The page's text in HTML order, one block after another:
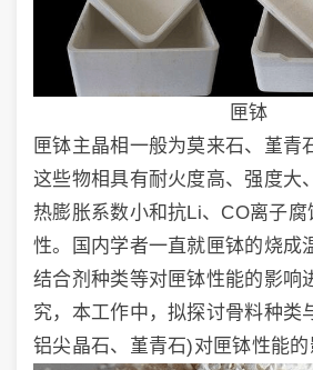
匣钵
匣钵主晶相一般为莫来石、堇青
这些物相具有耐火度高、强度大
热膨胀系数小和抗Li、CO离子
性。国内学者一直就匣钵的烧成
结合剂种类等对匣钵性能的影响
究，本工作中，拟探讨骨料种类
铝尖晶石、堇青石)对匣钵性能的